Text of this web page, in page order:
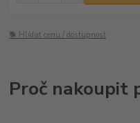
🐕 Hlídat cenu / dostupnost